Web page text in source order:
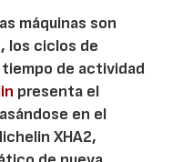
máquinas son
los ciclos de
de actividad
presenta el
en el
XHA2,